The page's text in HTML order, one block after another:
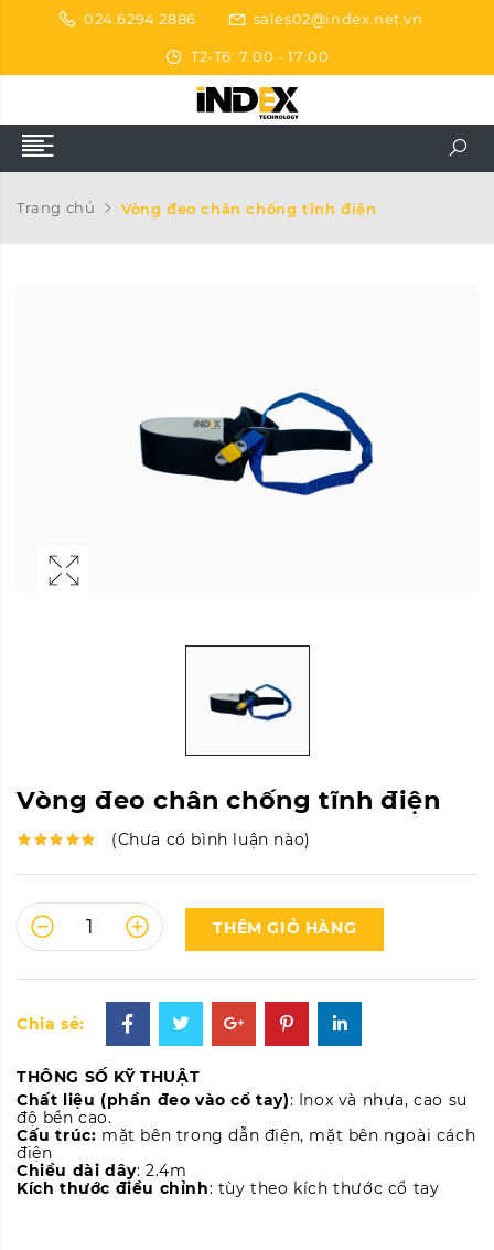
024.6294.2886 sales02@index.net.vn
T2-T6: 7:00 - 17:00
Trang chủ Vòng đeo chân chống tĩnh điện
Vòng đeo chân chống tĩnh điện
(Chưa có bình luận nào)
THÊM GIỎ HÀNG
Chia sẻ:
THÔNG SỐ KỸ THUẬT
Chất liệu (phần đeo vào cổ tay): Inox và nhựa, cao su
độ bền cao.
Cấu trúc: mặt bên trong dẫn điện, mặt bên ngoài cách
điện
Chiều dài dây: 2.4m
Kích thước điều chỉnh: tùy theo kích thước cổ tay